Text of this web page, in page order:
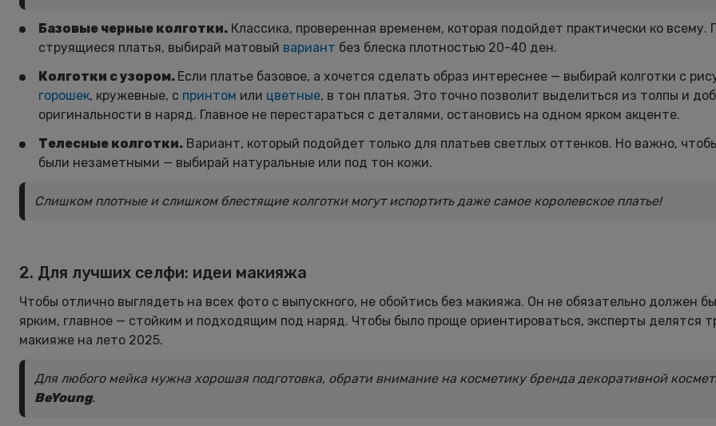
Базовые черные колготки. Классика, проверенная временем, которая подойдет практически ко всему.
струящиеся платья, выбирай матовый вариант без блеска плотностью 20-40 ден.
Колготки с узором. Если платье базовое, а хочется сделать образ интереснее — выбирай колготки с
горошек, кружевные, с принтом или цветные, в тон платья. Это точно позволит выделиться из толпы и
оригинальности в наряд. Главное не перестараться с деталями, остановись на одном ярком акценте.
Телесные колготки. Вариант, который подойдет только для платьев светлых оттенков. Но важно,
были незаметными — выбирай натуральные или под тон кожи.
Слишком плотные и слишком блестящие колготки могут испортить даже самое королевское платье!
2. Для лучших селфи: идеи макияжа
Чтобы отлично выглядеть на всех фото с выпускного, не обойтись без макияжа. Он не обязательно должен
ярким, главное — стойким и подходящим под наряд. Чтобы было проще ориентироваться, эксперты делятся
макияже на лето 2025.
Для любого мейка нужна хорошая подготовка, обрати внимание на косметику бренда декоративной
BeYoung.